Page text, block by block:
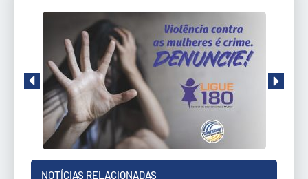
NOTÍCIAS RELACIONADAS